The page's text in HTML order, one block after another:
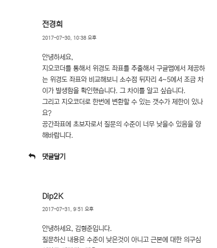
전경희
2017-07-30, 10:38 오후
안녕하세요,
지오코더를 통해서 위경도 좌표를 추출해서 구글맵에서 제공하
는 위경도 좌표와 비교해보니 소수점 뒤자리 4~5에서 조금 차
이가 발생함을 확인했습니다. 그 차이를 알고 싶습니다.
그리고 지오코더로 한번에 변환할 수 있는 갯수가 제한이 있나
요?
공간좌표에 초보자로서 질문의 수준이 너무 낮을수 있음을 양
해바랍니다.
댓글달기
Dip2K
2017-07-31, 9:51 오후
안녕하세요, 김형준입니다.
질문하신 내용은 수준이 낮은것이 아니고 근본에 대한 의구심